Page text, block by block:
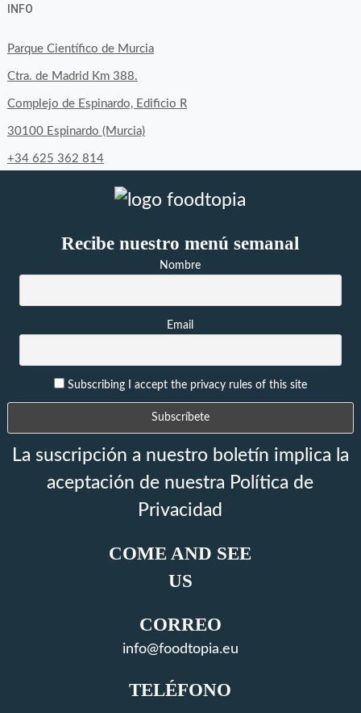
on
Facebook
on
Twitter
on
Instagram
INFO
Parque Científico de Murcia
Ctra. de Madrid Km 388.
Complejo de Espinardo, Edificio R
30100 Espinardo (Murcia)
+34 625 362 814
Recibe nuestro menú semanal
Nombre
Email
Subscribing I accept the privacy rules of this site
La suscripción a nuestro boletín implica la
aceptación de nuestra Política de
Privacidad
COME AND SEE
US
CORREO
info@foodtopia.eu
TELÉFONO